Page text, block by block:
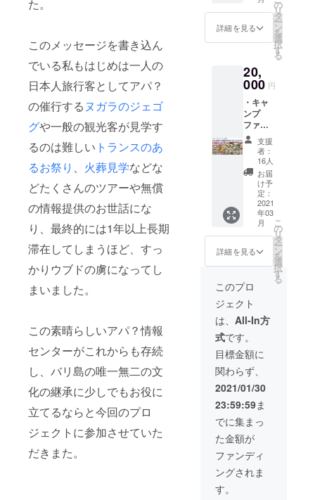
た。
このメッセージを書き込ん
でいる私もはじめは一人の
日本人旅行客としてアパ？
の催行する ヌガラのジェゴ
グや一般の観光客が見学す
るのは難しい トランスのあ
るお祭り 、 火葬見学などな
どたくさんのツアーや無償
の情報提供のお世話にな
り、最終的には1年以上長期
滞在してしまうほど、すっ
かりウブドの虜になってし
まいました。
この素晴らしいアパ？情報
センターがこれからも存続
し、バリ島の唯一無二の文
化の継承に少しでもお役に
立てるならと今回のプロ
ジェクトに参加させていた
だきまた。
ドから
にてEチ
ケット
セージ
を送ら
せてい
ただき
ます。
本文中
ターン
につい
注意事
項を必
ずご確
認くだ
さい。
・バリ
島ウブ
ドからE
チケッ
トとお
礼の
メッ
セージ
を送ら
せてい
ます。
oncent
er-
apa.co
m/ をご
い。
「沐浴
（ムル
カット
＝
Melukat
）ツ
アー」
寺院の
沐浴場
で心身
を清め
る人気
上昇中
アー。
ムル
とは、
聖水を
頂くと
は違っ
で、心
身を清
める沐
浴のこ
と。 ガ
イド・
ワヤン
君が、
ご案内
させて
いただ
きま
す。ム
内の
4,000円
のツ
ターか
らご希
望をお
知らせ
くださ
い。ツ
アーの
詳細や
その他
ツ
アー、
体験は
http://in
formati
oncent
er-
apa.co
m/ をご
ださ
「バリ
島ウブ
ド・楽
園の散
歩道」
ウブド
市場・
王宮か
ランカ
ジェン
を歩き
ます
「世界
文化遺
産ス
が可能
です。
まだど
のツ
送迎を
利用す
るかわ
からな
いけ
ど、と
りあえ
ず金券
は購入
して支
援して
もいい
よとい
う方の
ための
金券チ
ケット
ホーム
ページ
記載の
サービ
スに限
り金券
として
利用で
きま
す。分
割利
用、合
算利用
も可能
です。
金券の
残額に
ついて
詳細を見る
の
リ
タ
ー
ン
を
選
択
す
る
20,
000 円
・キャ
ンプ
ファイ
ヤー限
定「ワ
ヤンを
独占！2
日間ま
るまる
オー
ダーメ
イドツ
アー」
プラン
です。
４名様
まで同
料金で
通常の
ツアー
よりお
得で
す。
カー
チャー
ターと
異な
り、ガ
イド料
金も含
まれま
す。ワ
ヤンが
みなさ
支援
者：
16人
お届
け予
定：
2021
年03
月
詳細を見る
こ
の
リ
タ
ー
ン
を
選
択
す
る
このプロ
ジェクト
は、 All-In方
式です。
目標金額に
関わらず、
2021/01/30
23:59:59ま
でに集まっ
た金額が
ファンディ
ングされま
す。